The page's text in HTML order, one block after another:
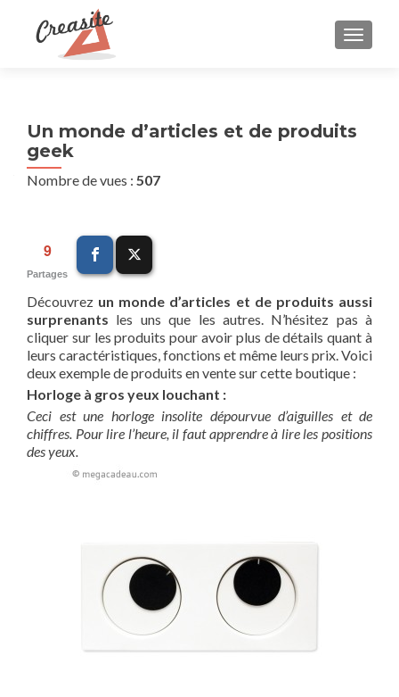
Un monde d’articles et de produits
geek
Nombre de vues : 507
9
Partages
Découvrez un monde d’articles et de produits aussi
surprenants les uns que les autres. N’hésitez pas à
cliquer sur les produits pour avoir plus de détails quant à
leurs caractéristiques, fonctions et même leurs prix. Voici
deux exemple de produits en vente sur cette boutique :
Horloge à gros yeux louchant :
Ceci est une horloge insolite dépourvue d’aiguilles et de
chiffres. Pour lire l’heure, il faut apprendre à lire les positions
des yeux.